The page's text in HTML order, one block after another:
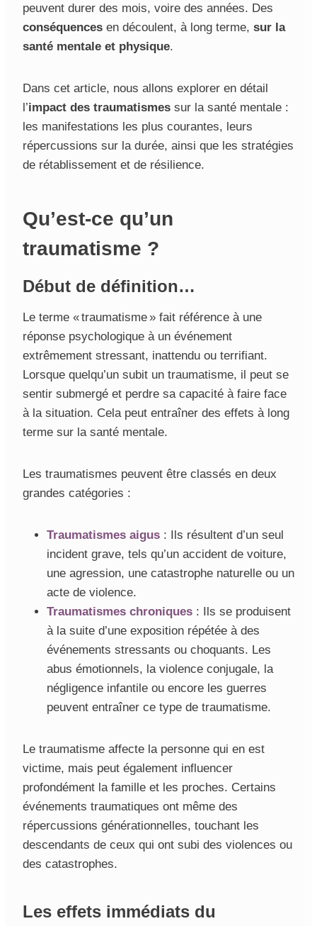
peuvent durer des mois, voire des années. Des
conséquences en découlent, à long terme, sur la
santé mentale et physique.
Dans cet article, nous allons explorer en détail
l’impact des traumatismes sur la santé mentale :
les manifestations les plus courantes, leurs
répercussions sur la durée, ainsi que les stratégies
de rétablissement et de résilience.
Qu’est-ce qu’un
traumatisme ?
Début de définition…
Le terme « traumatisme » fait référence à une
réponse psychologique à un événement
extrêmement stressant, inattendu ou terrifiant.
Lorsque quelqu’un subit un traumatisme, il peut se
sentir submergé et perdre sa capacité à faire face
à la situation. Cela peut entraîner des effets à long
terme sur la santé mentale.
Les traumatismes peuvent être classés en deux
grandes catégories :
Traumatismes aigus : Ils résultent d’un seul
incident grave, tels qu’un accident de voiture,
une agression, une catastrophe naturelle ou un
acte de violence.
Traumatismes chroniques : Ils se produisent
à la suite d’une exposition répétée à des
événements stressants ou choquants. Les
abus émotionnels, la violence conjugale, la
négligence infantile ou encore les guerres
peuvent entraîner ce type de traumatisme.
Le traumatisme affecte la personne qui en est
victime, mais peut également influencer
profondément la famille et les proches. Certains
événements traumatiques ont même des
répercussions générationnelles, touchant les
descendants de ceux qui ont subi des violences ou
des catastrophes.
Les effets immédiats du